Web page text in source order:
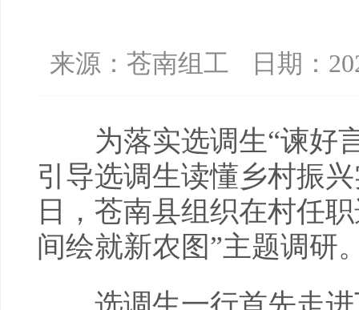
来源： 苍南组工 日期：
为落实选调生“谏好言
引导选调生读懂乡村振
日，苍南县组织在村任
间绘就新农图”主题调研